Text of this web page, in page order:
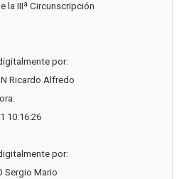
la IIIª Circunscripción
por:
Ricardo Alfredo
10:16:26
por:
Sergio Mario